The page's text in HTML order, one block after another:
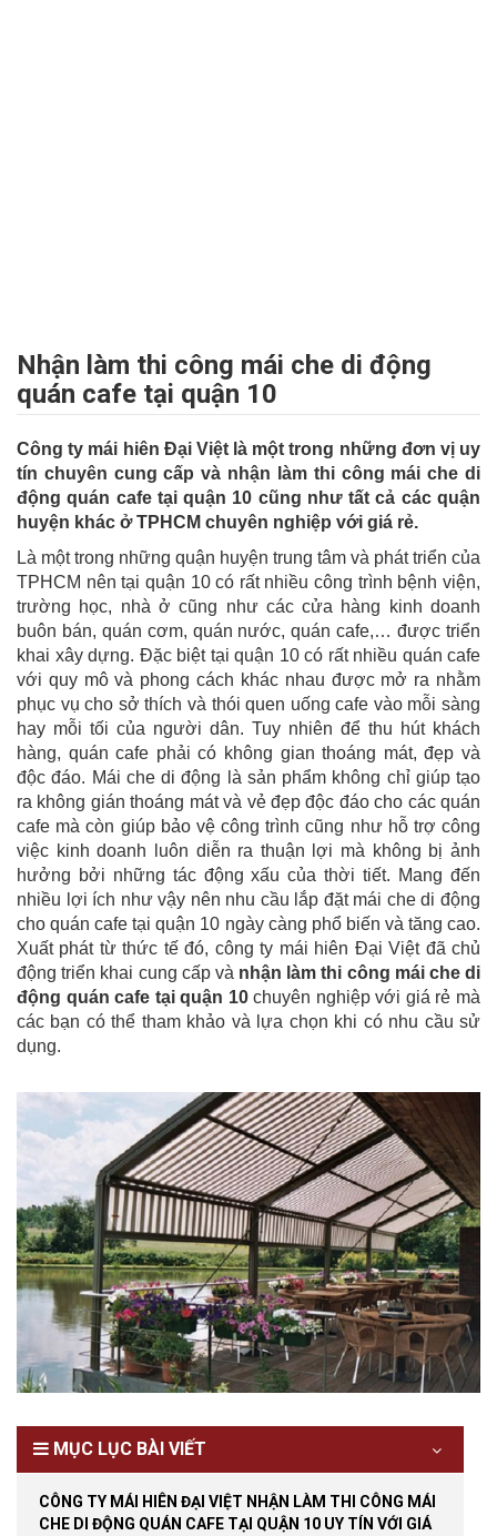
Nhận làm thi công mái che di động
quán cafe tại quận 10
Công ty mái hiên Đại Việt là một trong những đơn vị uy
tín chuyên cung cấp và nhận làm thi công mái che di
động quán cafe tại quận 10 cũng như tất cả các quận
huyện khác ở TPHCM chuyên nghiệp với giá rẻ.
Là một trong những quận huyện trung tâm và phát triển của
TPHCM nên tại quận 10 có rất nhiều công trình bệnh viện,
trường học, nhà ở cũng như các cửa hàng kinh doanh
buôn bán, quán cơm, quán nước, quán cafe,… được triển
khai xây dựng. Đặc biệt tại quận 10 có rất nhiều quán cafe
với quy mô và phong cách khác nhau được mở ra nhằm
phục vụ cho sở thích và thói quen uống cafe vào mỗi sàng
hay mỗi tối của người dân. Tuy nhiên để thu hút khách
hàng, quán cafe phải có không gian thoáng mát, đẹp và
độc đáo. Mái che di động là sản phẩm không chỉ giúp tạo
ra không gián thoáng mát và vẻ đẹp độc đáo cho các quán
cafe mà còn giúp bảo vệ công trình cũng như hỗ trợ công
việc kinh doanh luôn diễn ra thuận lợi mà không bị ảnh
hưởng bởi những tác động xấu của thời tiết. Mang đến
nhiều lợi ích như vậy nên nhu cầu lắp đặt mái che di động
cho quán cafe tại quận 10 ngày càng phổ biến và tăng cao.
Xuất phát từ thức tế đó, công ty mái hiên Đại Việt đã chủ
động triển khai cung cấp và nhận làm thi công mái che di
động quán cafe tại quận 10chuyên nghiệp với giá rẻ mà
các bạn có thể tham khảo và lựa chọn khi có nhu cầu sử
dụng.
MỤC LỤC BÀI VIẾT
CÔNG TY MÁI HIÊN ĐẠI VIỆT NHẬN LÀM THI CÔNG MÁI
CHE DI ĐỘNG QUÁN CAFE TẠI QUẬN 10 UY TÍN VỚI GIÁ